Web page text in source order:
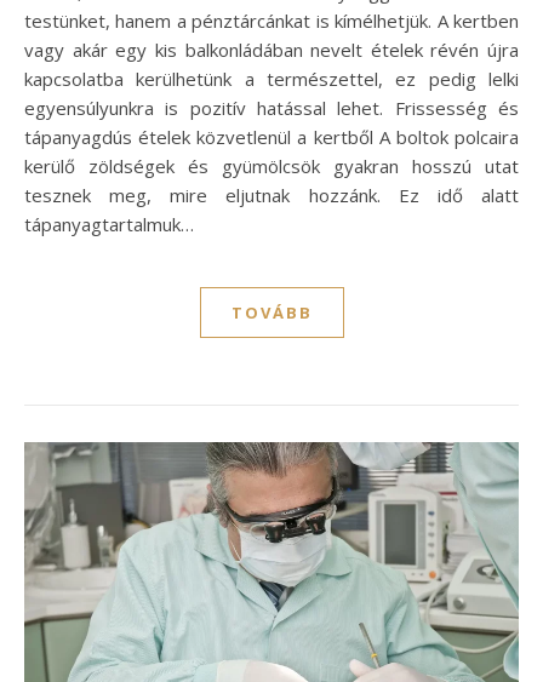
testünket, hanem a pénztárcánkat is kímélhetjük. A kertben
vagy akár egy kis balkonládában nevelt ételek révén újra
kapcsolatba kerülhetünk a természettel, ez pedig lelki
egyensúlyunkra is pozitív hatással lehet. Frissesség és
tápanyagdús ételek közvetlenül a kertből A boltok polcaira
kerülő zöldségek és gyümölcsök gyakran hosszú utat
tesznek meg, mire eljutnak hozzánk. Ez idő alatt
tápanyagtartalmuk…
TOVÁBB